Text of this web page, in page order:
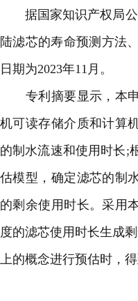
据国家知识产权局公
陆滤芯的寿命预测方法
日期为2023年11月。
专利摘要显示，本申
机可读存储介质和计算
的制水流速和使用时长;
估模型，确定滤芯的制
的剩余使用时长。采用
度的滤芯使用时长生成
上的概念进行预估时，